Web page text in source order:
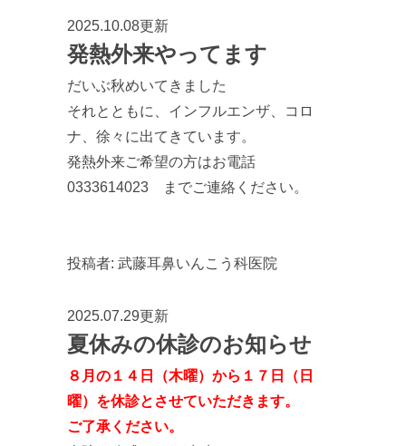
2025.10.08更新
発熱外来やってます
だいぶ秋めいてきました
それとともに、インフルエンザ、コロ
ナ、徐々に出てきています。
発熱外来ご希望の方はお電話
0333614023 までご連絡ください。
投稿者: 武藤耳鼻いんこう科医院
2025.07.29更新
夏休みの休診のお知らせ
８月の１４日（木曜）から１７日（日
曜）を休診とさせていただきます。
ご了承ください。